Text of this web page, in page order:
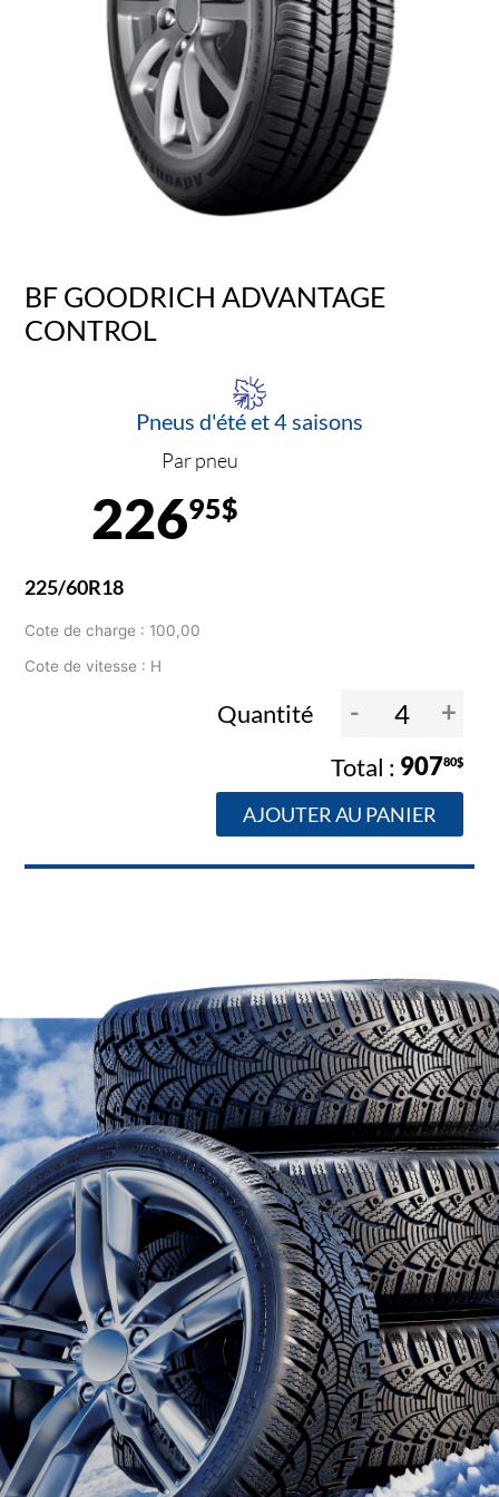
BF GOODRICH ADVANTAGE
CONTROL
Pneus d'été et 4 saisons
Par pneu
22695$
225/60R18
Cote de charge : 100,00
Cote de vitesse : H
Quantité - +
90780$
AJOUTER AU PANIER